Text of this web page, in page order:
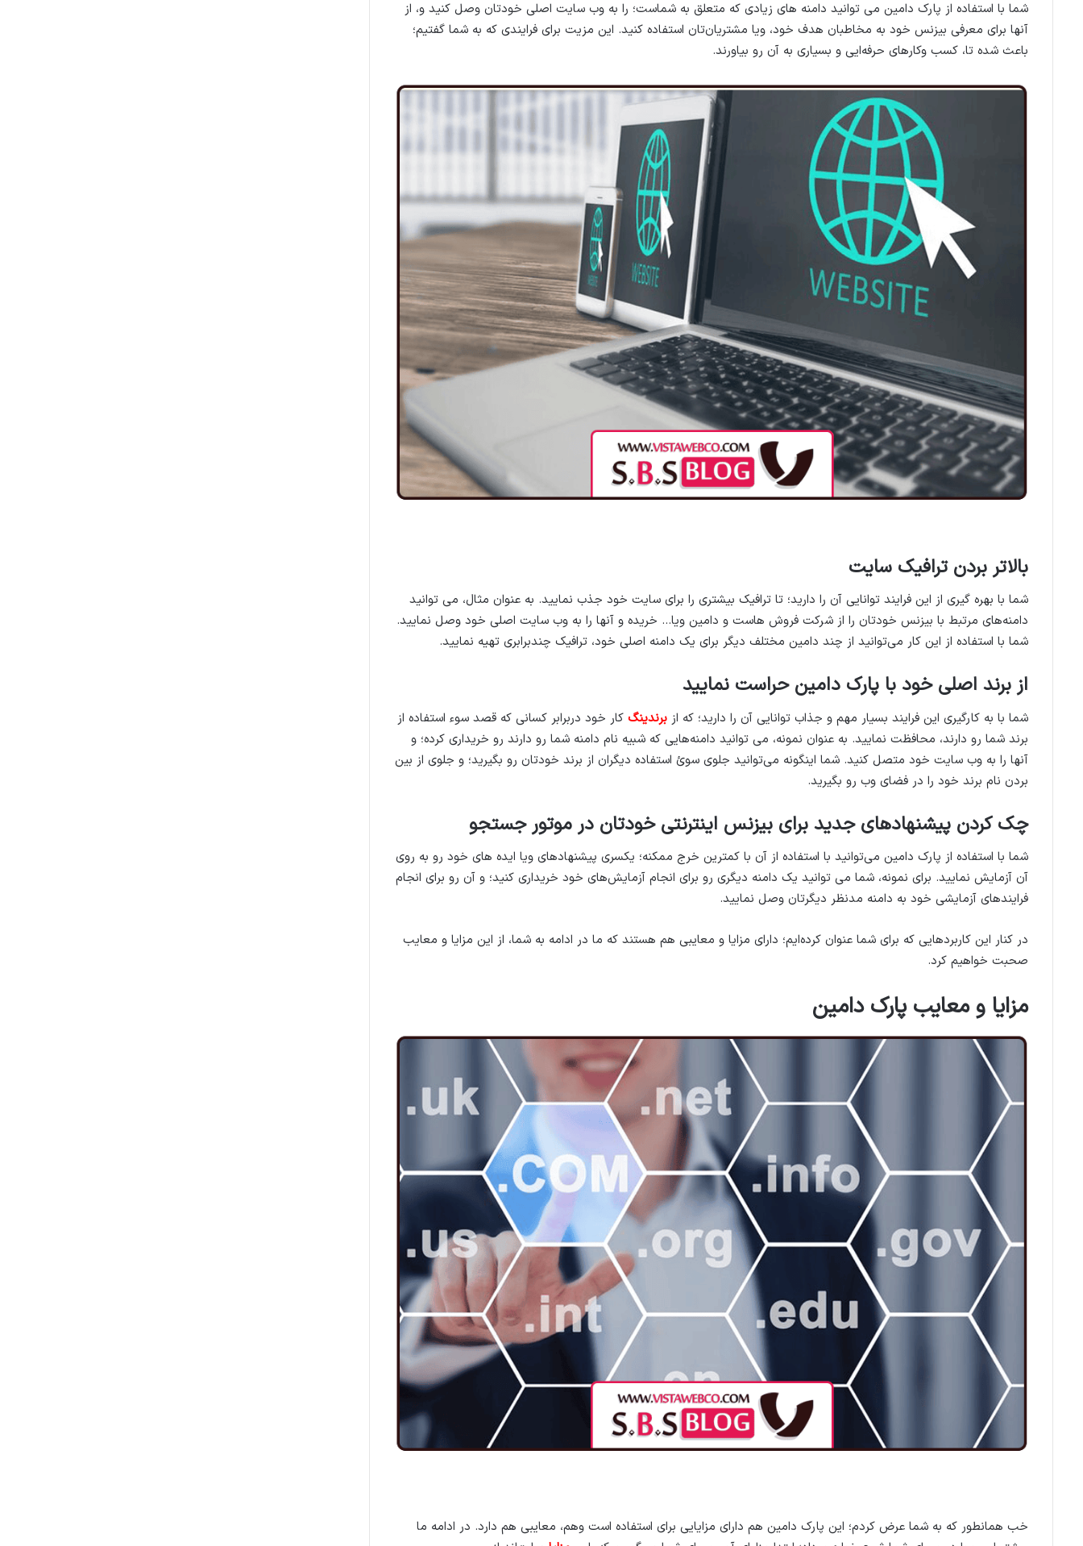
شما با استفاده از پارک دامین می توانید دامنه های زیادی که متعلق به شماست؛ را به وب سایت اصلی خودتان وصل کنید و، از
آنها برای معرفی بیزنس خود به مخاطبان هدف خود، ویا مشتریان‌تان استفاده کنید. این مزیت برای فرایندی که به شما گفتیم؛
باعث شده تا، کسب وکارهای حرفه‌ایی و بسیاری به آن رو بیاورند.
بالاتر بردن ترافیک سایت
شما با بهره گیری از این فرایند توانایی آن را دارید؛ تا ترافیک بیشتری را برای سایت خود جذب نمایید. به عنوان مثال، می توانید
دامنه‌های مرتبط با بیزنس خودتان را از شرکت فروش هاست و دامین ویا… خریده و آنها را به وب سایت اصلی خود وصل نمایید.
شما با استفاده از این کار می‌توانید از چند دامین مختلف دیگر برای یک دامنه اصلی خود، ترافیک چندبرابری تهیه نمایید.
از برند اصلی خود با پارک دامین حراست نمایید
شما با به کارگیری این فرایند بسیار مهم و جذاب توانایی آن را دارید؛ که از برندینگ کار خود دربرابر کسانی که قصد سوء استفاده از
برند شما رو دارند، محافظت نمایید. به عنوان نمونه، می توانید دامنه‌هایی که شبیه نام دامنه شما رو دارند رو خریداری کرده؛ و
آنها را به وب سایت خود متصل کنید. شما اینگونه می‌توانید جلوی سوئ استفاده دیگران از برند خودتان رو بگیرید؛ و جلوی از بین
بردن نام برند خود را در فضای وب رو بگیرید.
چک کردن پیشنهادهای جدید برای بیزنس اینترنتی خودتان در موتور جستجو
شما با استفاده از پارک دامین می‌توانید با استفاده از آن با کمترین خرج ممکنه؛ یکسری پیشنهادهای ویا ایده های خود رو به روی
آن آزمایش نمایید. برای نمونه، شما می توانید یک دامنه دیگری رو برای انجام آزمایش‌های خود خریداری کنید؛ و آن رو برای انجام
فرایندهای آزمایشی خود به دامنه مدنظر دیگرتان وصل نمایید.
در کنار این کاربردهایی که برای شما عنوان کرده‌ایم؛ دارای مزایا و معایبی هم هستند که ما در ادامه به شما، از این مزایا و معایب
صحبت خواهیم کرد.
مزایا و معایب پارک دامین
خب همانطور که به شما عرض کردم؛ این پارک دامین هم دارای مزایایی برای استفاده است وهم، معایبی هم دارد. در ادامه ما